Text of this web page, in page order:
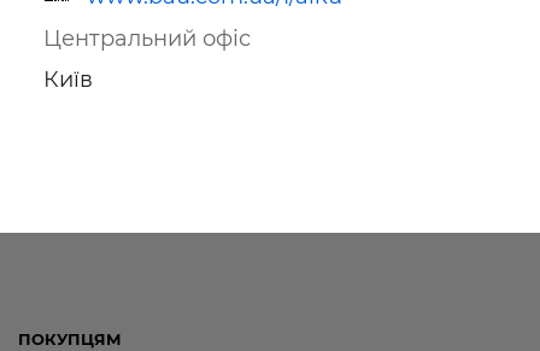
Центральний офіс
Київ
ПОКУПЦЯМ